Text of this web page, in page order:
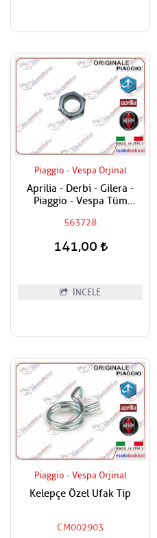
Piaggio - Vespa Orjinal
Aprilia - Derbi - Gilera -
Piaggio - Vespa Tüm
Tekerlek Somunu
563728
141,00
İNCELE
Piaggio - Vespa Orjinal
Kelepçe Özel Ufak Tip
CM002903